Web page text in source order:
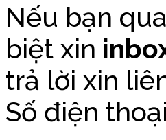
Nếu bạn
biệt xin
trả lời xin
Số điện